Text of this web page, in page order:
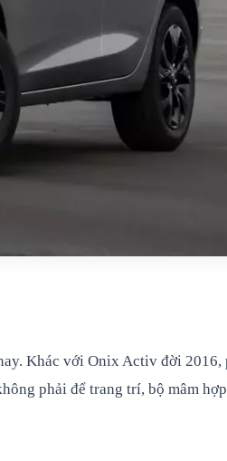
Khác với Onix Activ đời 2016,
phải để trang trí, bộ mâm